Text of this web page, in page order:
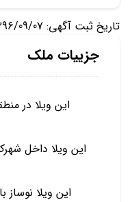
تاریخ ثبت آگهی: 1396/09/07
جزییات ملک
این ویلا در
این ویلا داخل شهرک با
این ویلا